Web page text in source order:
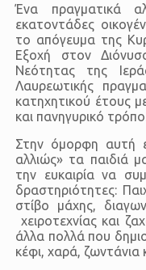
Ένα πραγματικά
εκατοντάδες
το απόγευμα της
Εξοχή στον
Νεότητας της
Λαυρεωτικής
κατηχητικού έτους
και πανηγυρικό
Στην όμορφη αυτή
αλλιώς» τα παιδιά
την ευκαιρία να
δραστηριότητες:
στίβο μάχης,
χειροτεχνίας και
άλλα πολλά που
κέφι, χαρά, ζωντάνια